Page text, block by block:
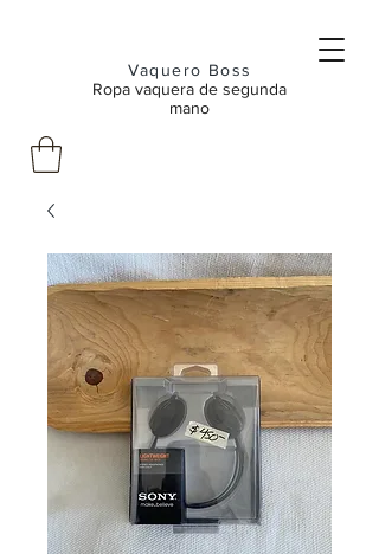
Vaquero Boss
Ropa vaquera de segunda
mano